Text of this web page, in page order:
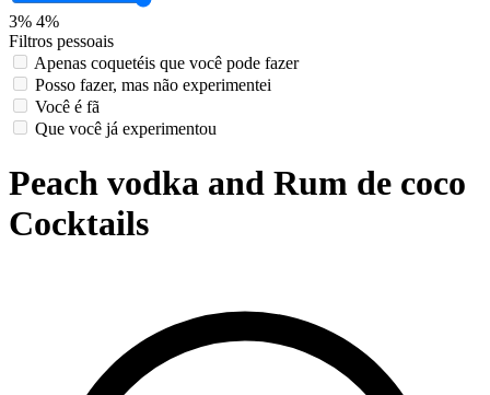
3% 4%
Filtros pessoais
Apenas coquetéis que você pode fazer
Posso fazer, mas não experimentei
Você é fã
Que você já experimentou
Peach vodka and Rum de coco
Cocktails